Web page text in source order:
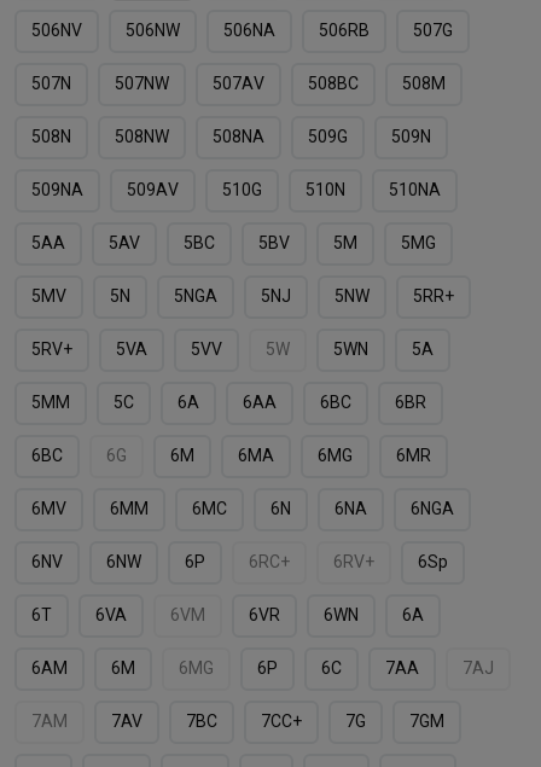
506NV 506NW 506NА 506RB 507G
507N 507NW 507АV 508BC 508M
508N 508NW 508NА 509G 509N
509NA 509АV 510G 510N 510NA
5AA 5AV 5BC 5BV 5M 5MG
5MV 5N 5NGA 5NJ 5NW 5RR+
5RV+ 5VA 5VV 5W 5WN 5А
5ММ 5С 6A 6AA 6BC 6BR
6BС 6G 6M 6MA 6MG 6MR
6MV 6MМ 6MС 6N 6NA 6NGA
6NV 6NW 6P 6RC+ 6RV+ 6Sp
6T 6VA 6VM 6VR 6WN 6А
6АM 6М 6МG 6Р 6С 7AA 7AJ
7AM 7AV 7BC 7CС+ 7G 7GM